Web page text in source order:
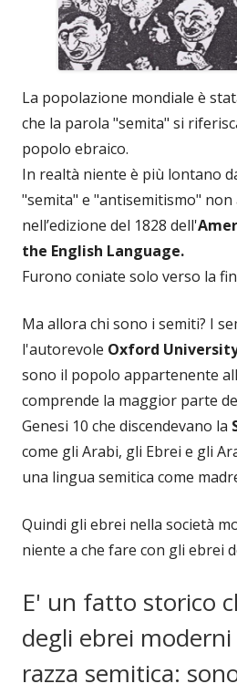
La popolazione mondiale è
che la parola "semita" si
popolo ebraico.
In realtà niente è più lontano
"semita" e "antisemitismo"
nell’edizione del 1828 dell'
the English Language.
Furono coniate solo verso la
Ma allora chi sono i semiti? I
l'autorevole Oxford
sono il popolo appartenente
comprende la maggior parte
Genesi 10 che discendevano la
come gli Arabi, gli Ebrei e gli
una lingua semitica come
Quindi gli ebrei nella società
niente a che fare con gli ebrei
E' un fatto storico
degli ebrei
razza semitica: